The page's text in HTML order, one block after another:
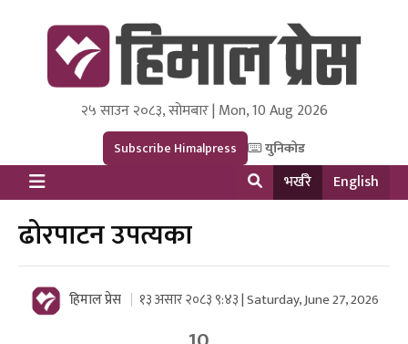
Himal Press
Dot NewsyNepal Media and Research Pvt Ltd.
२५ साउन २०८३, सोमबार | Mon, 10 Aug 2026
Subscribe Himalpress युनिकोड
भर्खरै English
ढोरपाटन उपत्यका
हिमाल प्रेस १३ असार २०८३ ९:४३ | Saturday, June 27, 2026